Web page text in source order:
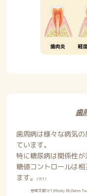
歯
歯周病は様々な病気
ています。
特に糖尿病は関係性
糖値コントロールは
ます。(※1)
参考文献※1)Mealy BI,Oates